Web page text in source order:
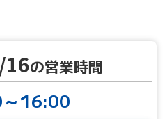
の営業時間
16:00